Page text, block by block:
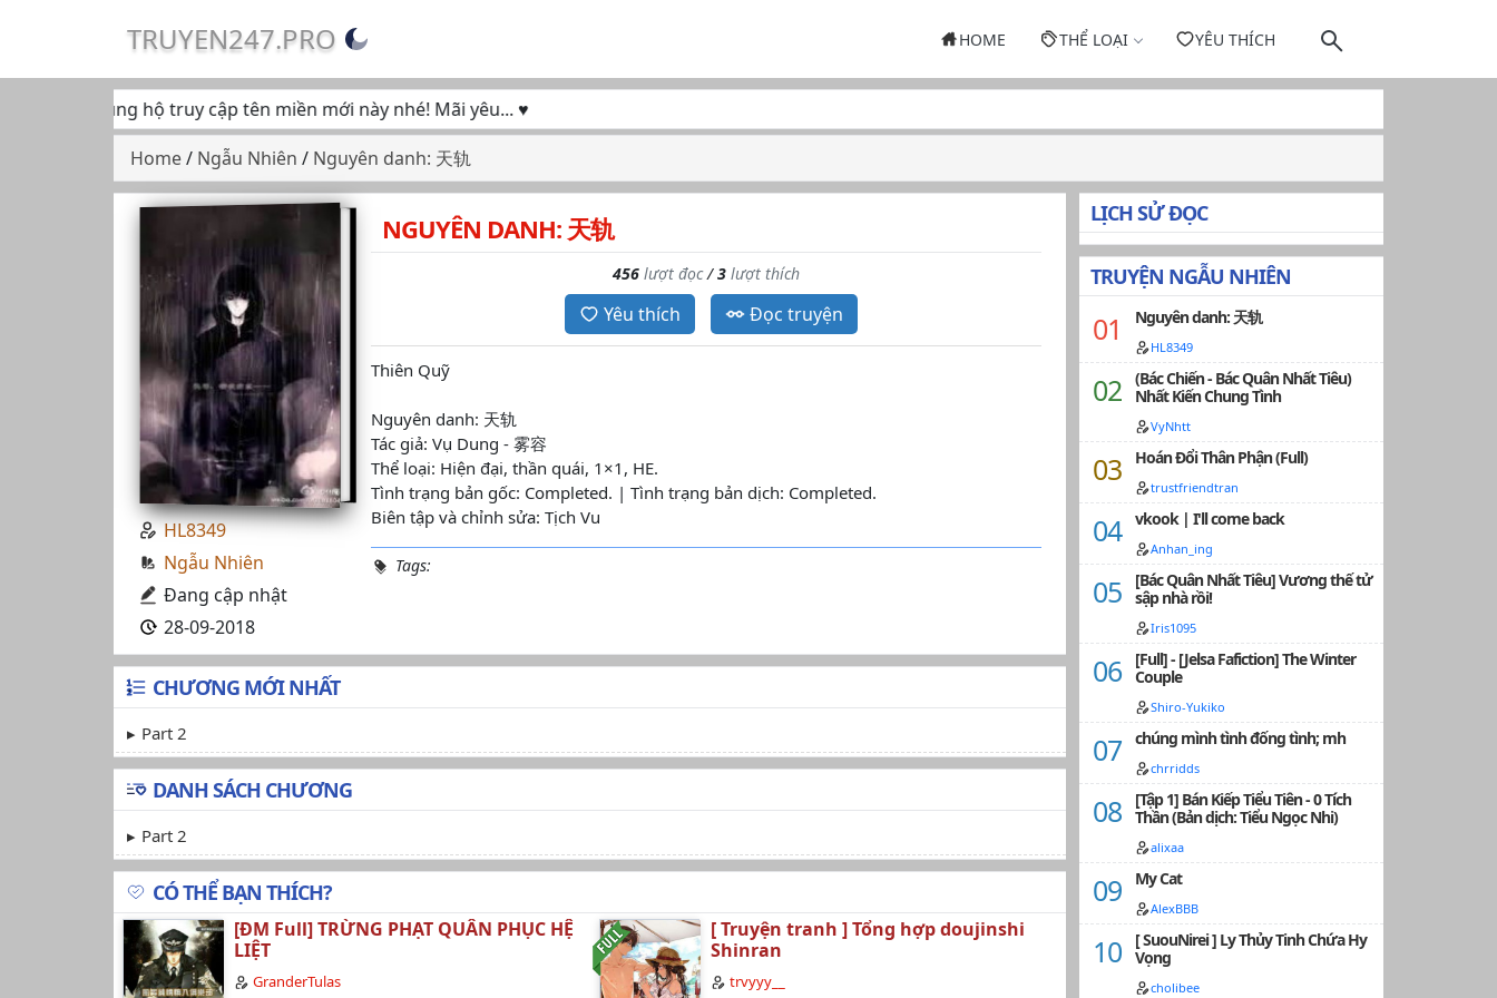
TRUYEN247.PRO HOME THỂ LOẠI YÊU THÍCH
tiếp tục ủng hộ truy cập tên miền mới này nhé! Mãi yêu... ♥
Home/ Ngẫu Nhiên / Nguyên danh: 天轨
HL8349
Ngẫu Nhiên
Đang cập nhật
28-09-2018
NGUYÊN DANH: 天轨
456 lượt đọc/3 lượt thích
Yêu thích Đọc truyện
Thiên Quỹ
Nguyên danh: 天轨
Tác giả: Vụ Dung - 雾容
Thể loại: Hiện đại, thần quái, 1×1, HE.
Tình trạng bản gốc: Completed. | Tình trạng bản dịch: Completed.
Biên tập và chỉnh sửa: Tịch Vu
Tags:
CHƯƠNG MỚI NHẤT
Part 2
DANH SÁCH CHƯƠNG
Part 2
CÓ THỂ BẠN THÍCH?
[ĐM Full] TRỪNG PHẠT QUÂN PHỤC HỆ
LIỆT
GranderTulas
[ Truyện tranh ] Tổng hợp doujinshi
Shinran
trvyyy__
LỊCH SỬ ĐỌC
TRUYỆN NGẪU NHIÊN
Nguyên danh: 天轨
HL8349
(Bác Chiến - Bác Quân Nhất Tiêu)
Nhất Kiến Chung Tình
VyNhtt
Hoán Đổi Thân Phận (Full)
trustfriendtran
vkook | I'll come back
Anhan_ing
[Bác Quân Nhất Tiêu] Vương thế tử
sập nhà rồi!
Iris1095
[Full] - [Jelsa Fafiction] The Winter
Couple
Shiro-Yukiko
chúng mình tình đống tình; mh
chrridds
[Tập 1] Bán Kiếp Tiểu Tiên - 0 Tích
Thần (Bản dịch: Tiểu Ngọc Nhi)
alixaa
My Cat
AlexBBB
[ SuouNirei ] Ly Thủy Tinh Chứa Hy
Vọng
cholibee